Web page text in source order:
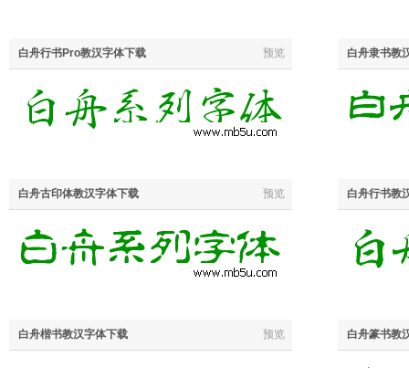
白舟行书Pro教汉字体下载 预览 白舟隶书教
白舟古印体教汉字体下载 预览 白舟行书教
白舟楷书教汉字体下载 预览 白舟篆书教